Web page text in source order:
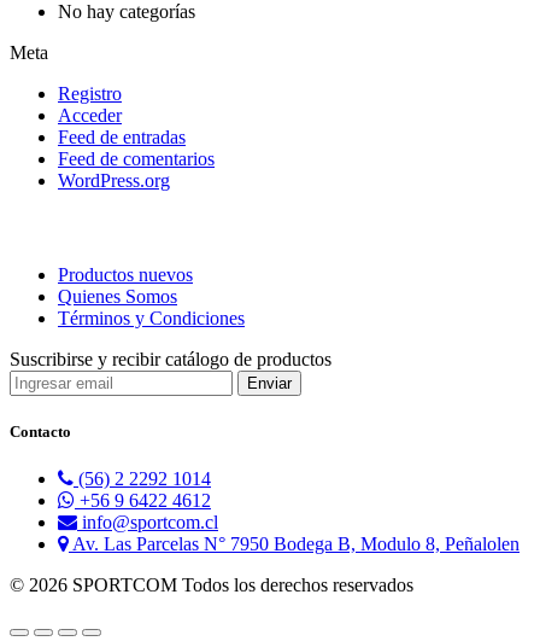
No hay categorías
Meta
Registro
Acceder
Feed de entradas
Feed de comentarios
WordPress.org
Productos nuevos
Quienes Somos
Términos y Condiciones
Suscribirse y recibir catálogo de productos
Contacto
(56) 2 2292 1014
+56 9 6422 4612
info@sportcom.cl
Av. Las Parcelas N° 7950 Bodega B, Modulo 8, Peñalolen
© 2026 SPORTCOM Todos los derechos reservados